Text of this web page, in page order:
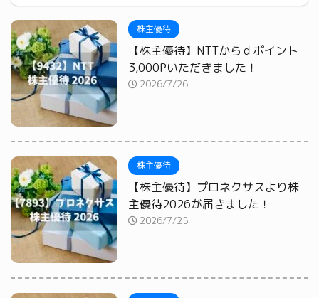
株主優待
【株主優待】NTTからｄポイント
3,000Pいただきました！
2026/7/26
株主優待
【株主優待】プロネクサスより株
主優待2026が届きました！
2026/7/25